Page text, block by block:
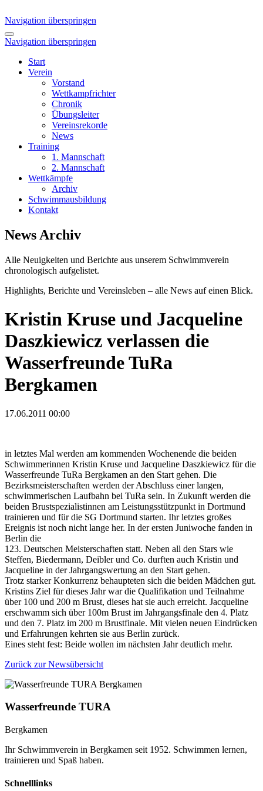
Navigation überspringen
Navigation überspringen
Start
Verein
Vorstand
Wettkampfrichter
Chronik
Übungsleiter
Vereinsrekorde
News
Training
1. Mannschaft
2. Mannschaft
Wettkämpfe
Archiv
Schwimmausbildung
Kontakt
News Archiv
Alle Neuigkeiten und Berichte aus unserem Schwimmverein
chronologisch aufgelistet.
Highlights, Berichte und Vereinsleben – alle News auf einen Blick.
Kristin Kruse und Jacqueline
Daszkiewicz verlassen die
Wasserfreunde TuRa
Bergkamen
17.06.2011 00:00
in letztes Mal werden am kommenden Wochenende die beiden
Schwimmerinnen Kristin Kruse und Jacqueline Daszkiewicz für die
Wasserfreunde TuRa Bergkamen an den Start gehen. Die
Bezirksmeisterschaften werden der Abschluss einer langen,
schwimmerischen Laufbahn bei TuRa sein. In Zukunft werden die
beiden Brustspezialistinnen am Leistungsstützpunkt in Dortmund
trainieren und für die SG Dortmund starten. Ihr letztes großes
Ereignis ist noch nicht lange her. In der ersten Juniwoche fanden in
Berlin die
123. Deutschen Meisterschaften statt. Neben all den Stars wie
Steffen, Biedermann, Deibler und Co. durften auch Kristin und
Jacqueline in der Jahrgangswertung an den Start gehen.
Trotz starker Konkurrenz behaupteten sich die beiden Mädchen gut.
Kristins Ziel für dieses Jahr war die Qualifikation und Teilnahme
über 100 und 200 m Brust, dieses hat sie auch erreicht. Jacqueline
erschwamm sich über 100m Brust im Jahrgangsfinale den 4. Platz
und den 7. Platz im 200 m Brustfinale. Mit vielen neuen Eindrücken
und Erfahrungen kehrten sie aus Berlin zurück.
Eines steht fest: Beide wollen im nächsten Jahr deutlich mehr.
Zurück zur Newsübersicht
Wasserfreunde TURA
Bergkamen
Ihr Schwimmverein in Bergkamen seit 1952. Schwimmen lernen,
trainieren und Spaß haben.
Schnelllinks